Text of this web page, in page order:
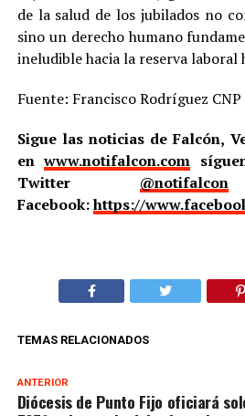
de la salud de los jubilados no
sino un derecho humano
ineludible hacia la reserva laboral
Fuente: Francisco Rodríguez
Sigue las noticias de Falcón,
enwww.notifalcon.com
Twitter @notifalcon
Facebook:https://
TEMAS RELACIONADOS
ANTERIOR
Diócesis de Punto Fijo oficiará